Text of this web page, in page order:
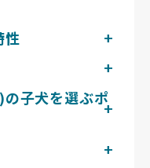
性
〜12kg・メス7〜
中型犬です。見た
〜30分程度の散歩
暮らせます。被毛は
はまとまった量の抜
ングが欠かせませ
応して吠えやすい面
ろし」と呼ばれる乾
地部では冷え込みが
寒さに強く、この時
。一方で伊勢平野な
換毛期の手入れと日
子犬を選ぶポ
のブリーダー